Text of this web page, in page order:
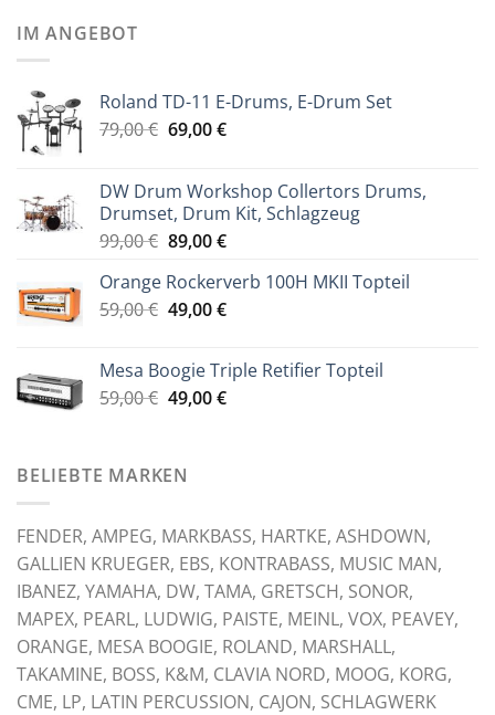
IM ANGEBOT
Roland TD-11 E-Drums, E-Drum Set
79,00€ Ursprünglicher
79,00 €
69,00€Aktueller
69,00 €.
DW Drum Workshop Collertors Drums,
Drumset, Drum Kit, Schlagzeug
99,00€ Ursprünglicher
war:
99,00 €
89,00€Aktueller
ist:
89,00 €.
Orange Rockerverb 100H MKII Topteil
59,00€ Ursprünglicher
59,00 €
49,00€Aktueller
49,00 €.
Mesa Boogie Triple Retifier Topteil
59,00€ Ursprünglicher
59,00 €
49,00€Aktueller
BELIEBTE MARKEN
FENDER, AMPEG, MARKBASS, HARTKE, ASHDOWN,
GALLIEN KRUEGER, EBS, KONTRABASS, MUSIC MAN,
IBANEZ, YAMAHA, DW, TAMA, GRETSCH, SONOR,
MAPEX, PEARL, LUDWIG, PAISTE, MEINL, VOX, PEAVEY,
ORANGE, MESA BOOGIE, ROLAND, MARSHALL,
TAKAMINE, BOSS, K&M, CLAVIA NORD, MOOG, KORG,
CME, LP, LATIN PERCUSSION, CAJON, SCHLAGWERK